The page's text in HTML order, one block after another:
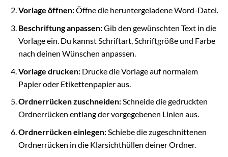
Vorlage öffnen:Öffne die heruntergeladene Word-Datei.
Beschriftung anpassen:Gib den gewünschten Text in die
Vorlage ein. Du kannst Schriftart, Schriftgröße und Farbe
nach deinen Wünschen anpassen.
Vorlage drucken:Drucke die Vorlage auf normalem
Papier oder Etikettenpapier aus.
Ordnerrücken zuschneiden:Schneide die gedruckten
Ordnerrücken entlang der vorgegebenen Linien aus.
Ordnerrücken einlegen:Schiebe die zugeschnittenen
Ordnerrücken in die Klarsichthüllen deiner Ordner.